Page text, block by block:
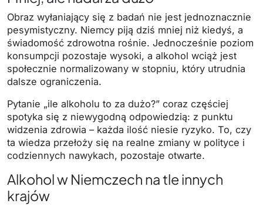
Obraz wyłaniający się z badań nie jest jednoznacznie
pesymistyczny. Niemcy piją dziś mniej niż kiedyś, a
świadomość zdrowotna rośnie. Jednocześnie poziom
konsumpcji pozostaje wysoki, a alkohol wciąż jest
społecznie normalizowany w stopniu, który utrudnia
dalsze ograniczenia.
Pytanie „ile alkoholu to za dużo?” coraz częściej
spotyka się z niewygodną odpowiedzią: z punktu
widzenia zdrowia – każda ilość niesie ryzyko. To, czy
ta wiedza przełoży się na realne zmiany w polityce i
codziennych nawykach, pozostaje otwarte.
Alkohol w Niemczech na tle innych
krajów